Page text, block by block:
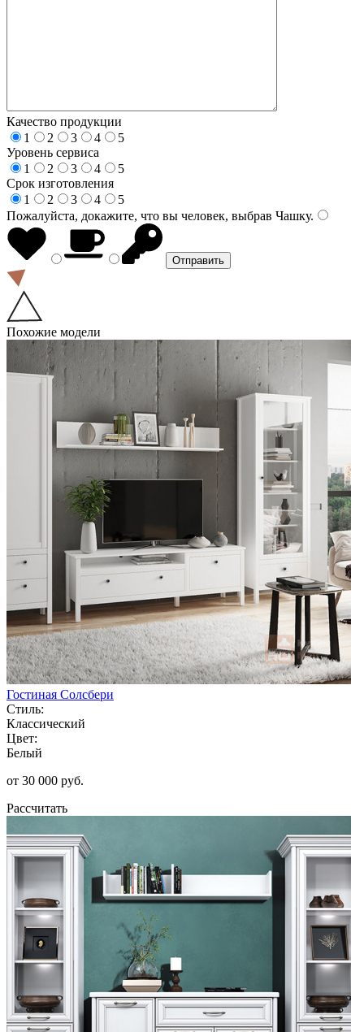
Качество продукции
1
2 3 4
5
Уровень сервиса
1
2 3 4
5
Срок изготовления
1
2 3 4
5
Пожалуйста, докажите, что вы человек, выбрав Чашку.
Похожие модели
Гостиная Солсбери
Стиль:
Классический
Цвет:
Белый
от 30 000 руб.
Рассчитать